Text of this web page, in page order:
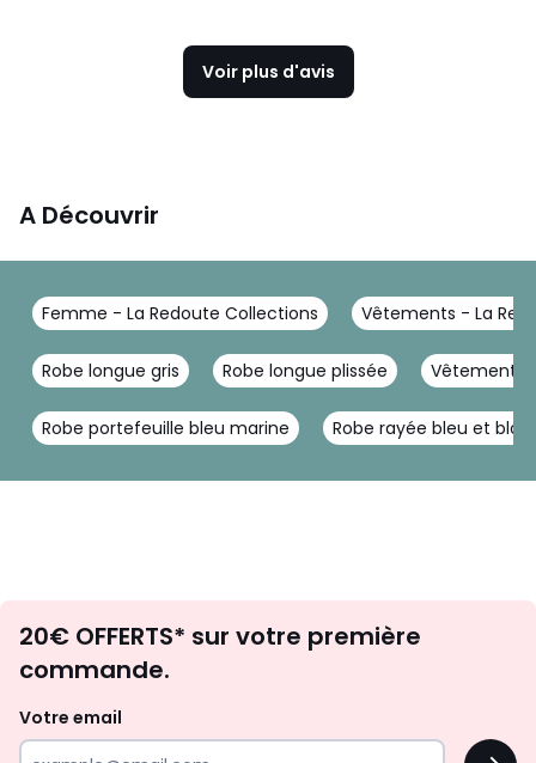
Voir plus d'avis
A Découvrir
Femme - La Redoute Collections Vêtements - La
Robe longue gris Robe longue plissée Vêtement
Robe portefeuille bleu marine Robe rayée bleu et
d'inspirations
surprises?
20€ OFFERTS* sur votre première
commande.
Votre email
OK